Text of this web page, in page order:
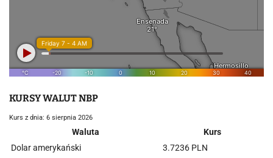
KURSY WALUT NBP
Kurs z dnia: 6 sierpnia 2026
Waluta
Kurs
Dolar amerykański
3.7236 PLN